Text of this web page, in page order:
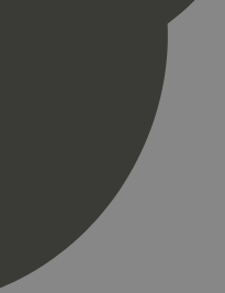
29
minutter
sekunder
.svanemerket.no
svanemerket.no